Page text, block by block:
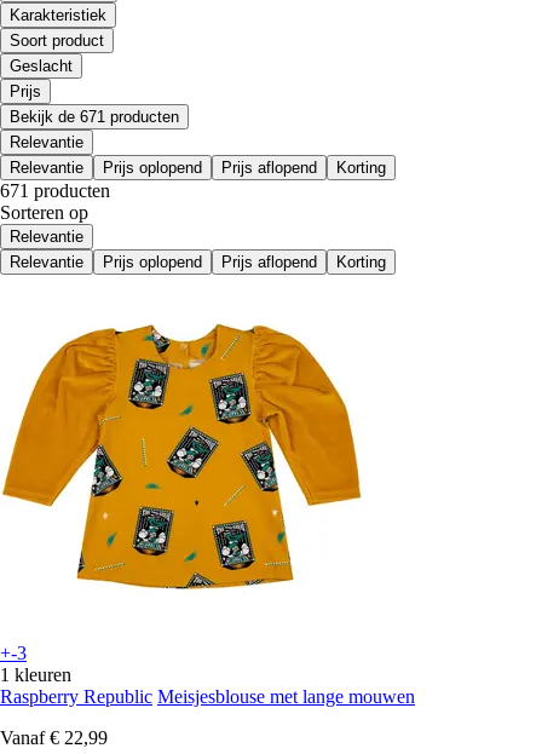
Karakteristiek
Soort product
Geslacht
Prijs
Bekijk de 671 producten
Relevantie
Relevantie
Prijs oplopend Prijs aflopend Korting
671 producten
Sorteren op
Relevantie
Relevantie
Prijs oplopend Prijs aflopend Korting
+-3
1 kleuren
Raspberry Republic Meisjesblouse met lange mouwen
Vanaf € 22,99